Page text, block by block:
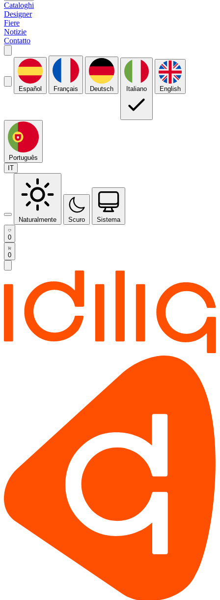
Cataloghi
Designer
Fiere
Notizie
Contatto
Español Français Deutsch Italiano English
Português
IT
Naturalmente Scuro Sistema
0
0